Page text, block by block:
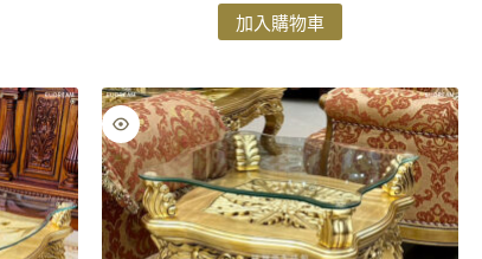
加入購物車